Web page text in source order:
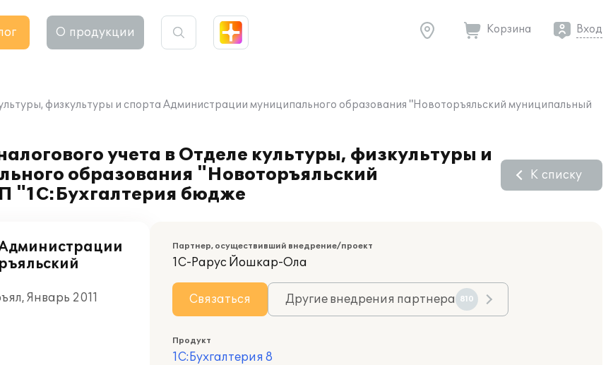
О продукции Корзина Вход
физкультуры и спорта Администрации муниципального образования "Новоторъяльский муниципальный
учета в Отделе культуры, физкультуры и
образования "Новоторъяльский
"1С:Бухгалтерия бюдже
К списку
Январь 2011
Партнер, осуществивший внедрение/проект
1С-Рарус Йошкар-Ола
Связаться Другие внедрения партнера 810
Продукт
1С:Бухгалтерия 8